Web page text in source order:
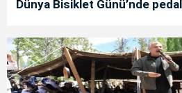
Dünya Bisiklet Günü’nde